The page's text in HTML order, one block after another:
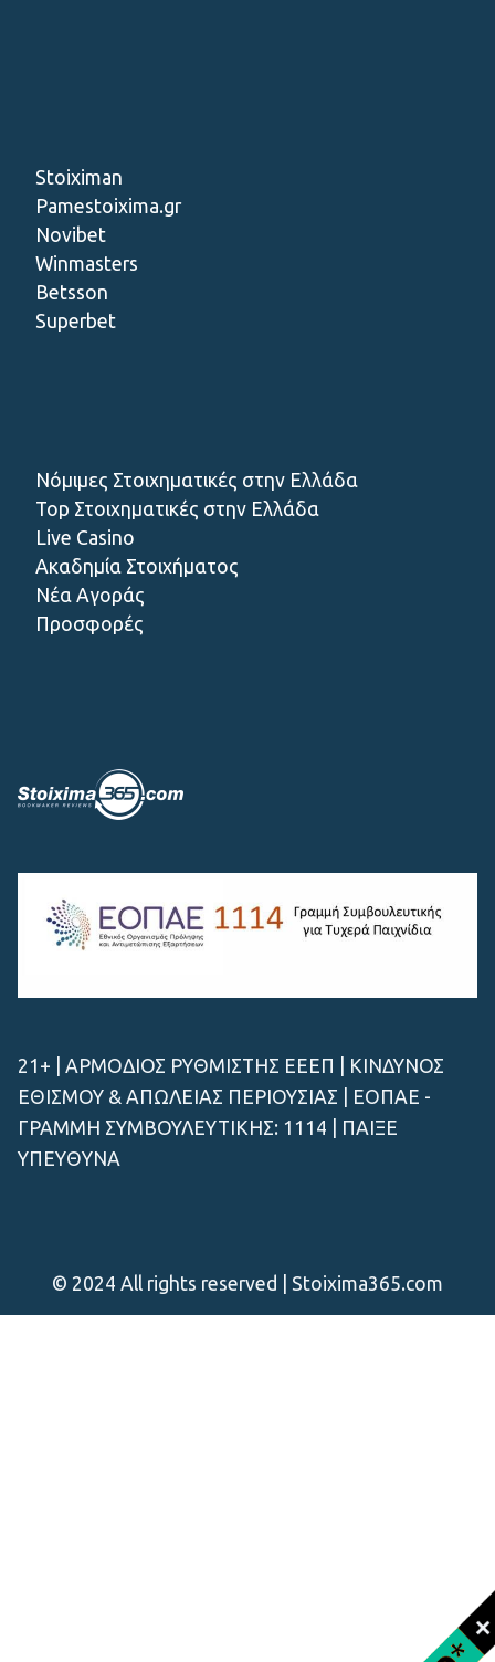
Stoiximan
Pamestoixima.gr
Novibet
Winmasters
Betsson
Superbet
Νόμιμες Στοιχηματικές στην Ελλάδα
Top Στοιχηματικές στην Ελλάδα
Live Casino
Ακαδημία Στοιχήματος
Νέα Αγοράς
Προσφορές
21+ | ΑΡΜΟΔΙΟΣ ΡΥΘΜΙΣΤΗΣ ΕΕΕΠ | ΚΙΝΔΥΝΟΣ
ΕΘΙΣΜΟΥ & ΑΠΩΛΕΙΑΣ ΠΕΡΙΟΥΣΙΑΣ | ΕΟΠΑΕ -
ΓΡΑΜΜΗ ΣΥΜΒΟΥΛΕΥΤΙΚΗΣ: 1114 | ΠΑΙΞΕ
ΥΠΕΥΘΥΝΑ
© 2024 All rights reserved | Stoixima365.com